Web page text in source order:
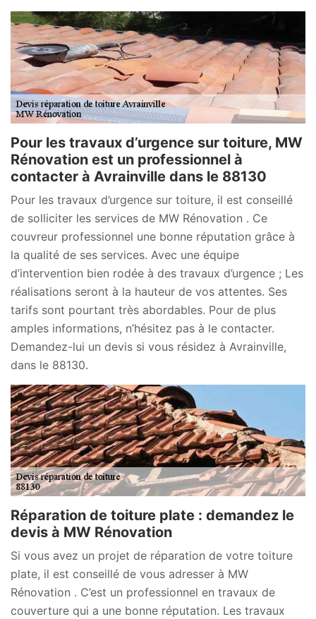
Pour les travaux d’urgence sur toiture, MW
Rénovation est un professionnel à
contacter à Avrainville dans le 88130
Pour les travaux d’urgence sur toiture, il est conseillé
de solliciter les services de MW Rénovation . Ce
couvreur professionnel une bonne réputation grâce à
la qualité de ses services. Avec une équipe
d’intervention bien rodée à des travaux d’urgence ; Les
réalisations seront à la hauteur de vos attentes. Ses
tarifs sont pourtant très abordables. Pour de plus
amples informations, n’hésitez pas à le contacter.
Demandez-lui un devis si vous résidez à Avrainville,
dans le 88130.
Réparation de toiture plate : demandez le
devis à MW Rénovation
Si vous avez un projet de réparation de votre toiture
plate, il est conseillé de vous adresser à MW
Rénovation . C’est un professionnel en travaux de
couverture qui a une bonne réputation. Les travaux